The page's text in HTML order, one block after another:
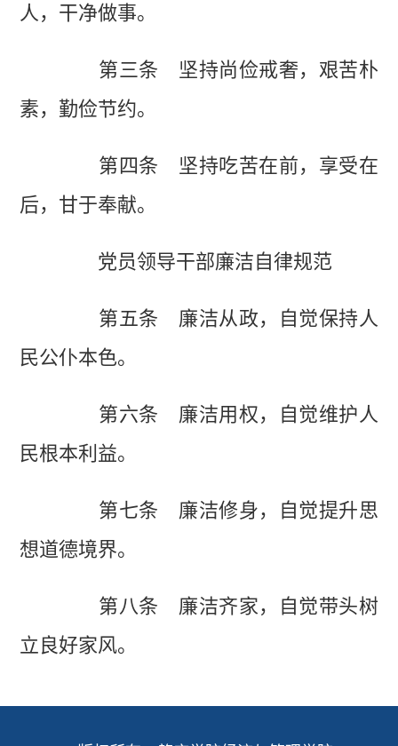
人，干净做事。
第三条 坚持尚俭戒奢，艰苦朴
素，勤俭节约。
第四条 坚持吃苦在前，享受在
后，甘于奉献。
党员领导干部廉洁自律规范
第五条 廉洁从政，自觉保持人
民公仆本色。
第六条 廉洁用权，自觉维护人
民根本利益。
第七条 廉洁修身，自觉提升思
想道德境界。
第八条 廉洁齐家，自觉带头树
立良好家风。